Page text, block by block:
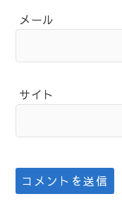
メール
サイト